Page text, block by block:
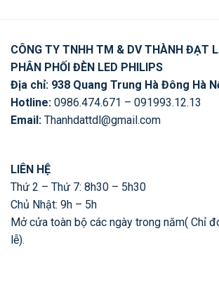
CÔNG TY TNHH TM & DV THÀNH ĐẠT
PHÂN PHỐI ĐÈN LED PHILIPS
Địa chỉ: 938 Quang Trung Hà Đông Hà
Hotline: 0986.474.671 – 091993.12.13
Email: Thanhdattdl@gmail.com
LIÊN HỆ
Thứ 2 – Thứ 7: 8h30 – 5h30
Chủ Nhật: 9h – 5h
Mở cửa toàn bộ các ngày trong năm( Chỉ
lễ).